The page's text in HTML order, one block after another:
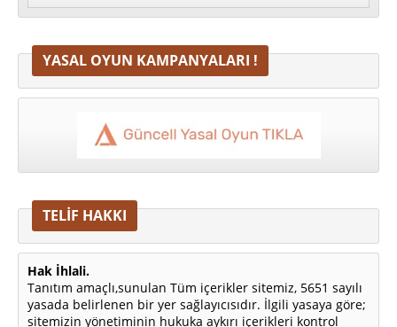
YASAL OYUN KAMPANYALARI !
TELİF HAKKI
Hak İhlali.
Tanıtım amaçlı,sunulan Tüm içerikler sitemiz, 5651 sayılı
yasada belirlenen bir yer sağlayıcısıdır. İlgili yasaya göre;
sitemizin yönetiminin hukuka aykırı içerikleri kontrol